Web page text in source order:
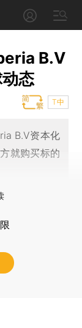
B.V
态
T中
B.V资本化
就购买标的